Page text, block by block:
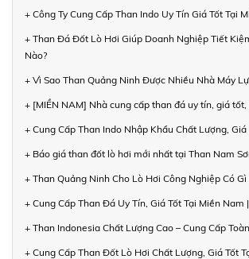
+ Công Ty Cung Cấp Than Indo Uy Tín Giá Tốt Tại
+ Than Đá Đốt Lò Hơi Giúp Doanh Nghiệp Tiết
Nào?
+ Vì Sao Than Quảng Ninh Được Nhiều Nhà Máy
+ [MIỀN NAM] Nhà cung cấp than đá uy tín, giá
+ Cung Cấp Than Indo Nhập Khẩu Chất Lượng,
+ Báo giá than đốt lò hơi mới nhất tại Than Nam
+ Than Quảng Ninh Cho Lò Hơi Công Nghiệp Có Gì
+ Cung Cấp Than Đá Uy Tín, Giá Tốt Tại Miền Nam
+ Than Indonesia Chất Lượng Cao – Cung Cấp
+ Cung Cấp Than Đốt Lò Hơi Chất Lượng, Giá Tốt